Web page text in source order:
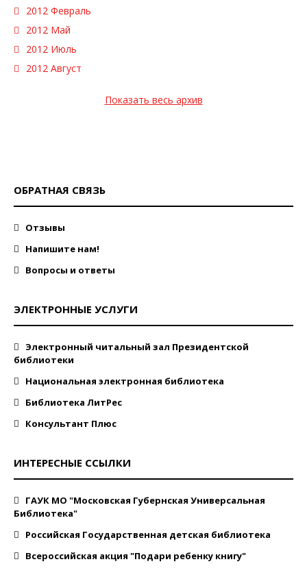
2012 Февраль
2012 Май
2012 Июль
2012 Август
Показать весь архив
ОБРАТНАЯ СВЯЗЬ
Отзывы
Напишите нам!
Вопросы и ответы
ЭЛЕКТРОННЫЕ УСЛУГИ
Электронный читальный зал Президентской
библиотеки
Национальная электронная библиотека
Библиотека ЛитРес
Консультант Плюс
ИНТЕРЕСНЫЕ ССЫЛКИ
ГАУК МО "Московская Губернская Универсальная
Библиотека"
Российская Государственная детская библиотека
Всероссийская акция "Подари ребенку книгу"